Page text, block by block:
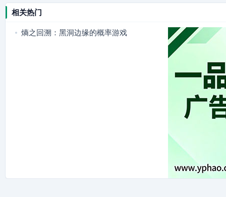
相关热门
熵之回溯：黑洞边缘的概率游戏